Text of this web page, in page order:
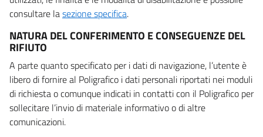
consultare lasezione specifica.
NATURA DEL CONFERIMENTO E CONSEGUENZE DEL
RIFIUTO
A parte quanto specificato per i dati di navigazione, l’utente è
libero di fornire al Poligrafico i dati personali riportati nei moduli
di richiesta o comunque indicati in contatti con il Poligrafico per
sollecitare l’invio di materiale informativo o di altre
comunicazioni.